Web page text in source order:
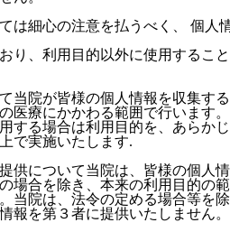
は細心の注意を払うべく、 個人
り、利用目的以外に使用するこ
当院が皆様の個人情報を収集す
医療にかかわる範囲で行います
する場合は利用目的を、あらか
で実施いたします.
供について当院は、皆様の個人
場合を除き、本来の利用目的の
当院は、法令の定める場合等を除
報を第３者に提供いたしません。